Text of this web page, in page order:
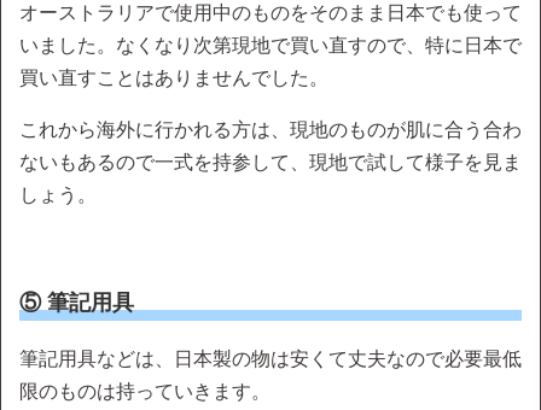
オーストラリアで使用中のものをそのまま日本でも使って
いました。なくなり次第現地で買い直すので、特に日本で
買い直すことはありませんでした。
これから海外に行かれる方は、現地のものが肌に合う合わ
ないもあるので一式を持参して、現地で試して様子を見ま
しょう。
⑤ 筆記用具
筆記用具などは、日本製の物は安くて丈夫なので必要最低
限のものは持っていきます。